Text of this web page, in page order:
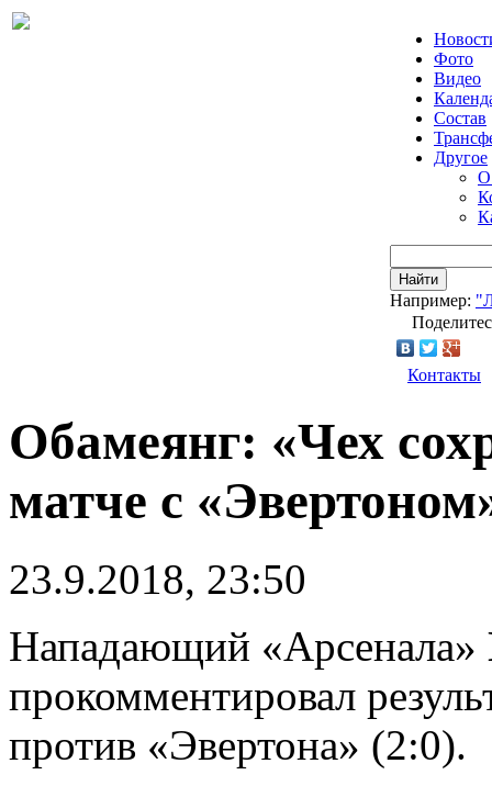
Фото
Видео
Состав
Другое
О
Найти
Например:
Контакты
Обамеянг: «Чех
матче с
23.9.2018, 23:50
Нападающий «Арсенала»
прокомментировал
против «Эвертона» (2:0).